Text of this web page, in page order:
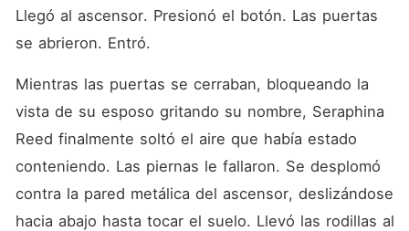
Llegó al ascensor. Presionó el botón. Las puertas
se abrieron. Entró.
Mientras las puertas se cerraban, bloqueando la
vista de su esposo gritando su nombre, Seraphina
Reed finalmente soltó el aire que había estado
conteniendo. Las piernas le fallaron. Se desplomó
contra la pared metálica del ascensor, deslizándose
hacia abajo hasta tocar el suelo. Llevó las rodillas al